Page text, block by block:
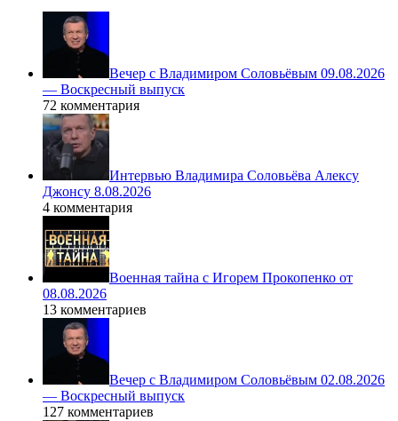
Вечер с Владимиром Соловьёвым 09.08.2026
— Воскресный выпуск
72 комментария
Интервью Владимира Соловьёва Алексу
Джонсу 8.08.2026
4 комментария
Военная тайна с Игорем Прокопенко от
08.08.2026
13 комментариев
Вечер с Владимиром Соловьёвым 02.08.2026
— Воскресный выпуск
127 комментариев